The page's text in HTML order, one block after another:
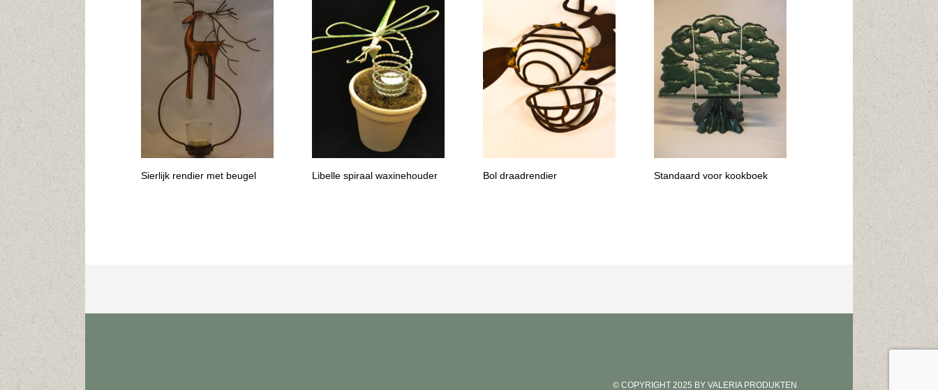
Sierlijk rendier met beugel Libelle spiraal waxinehouder Bol draadrendier Standaard voor kookboek
© COPYRIGHT 2025 BY VALERIA PRODUKTEN